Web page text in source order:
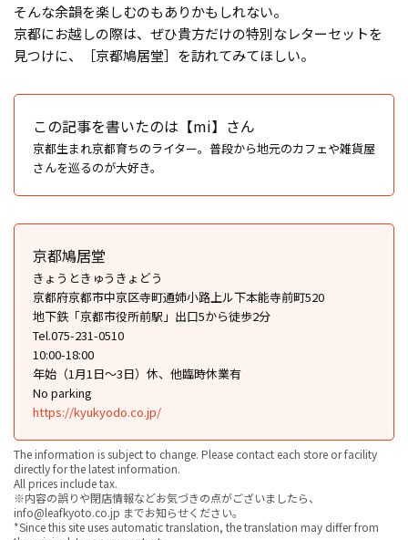
そんな余韻を楽しむのもありかもしれない。
京都にお越しの際は、ぜひ貴方だけの特別なレターセットを
見つけに、［京都鳩居堂］を訪れてみてほしい。
この記事を書いたのは【mi】さん
京都生まれ京都育ちのライター。普段から地元のカフェや雑貨屋
さんを巡るのが大好き。
京都鳩居堂
きょうときゅうきょどう
京都府京都市中京区寺町通姉小路上ル下本能寺前町520
地下鉄「京都市役所前駅」出口5から徒歩2分
Tel.075-231-0510
10:00-18:00
年始（1月1日〜3日）休、他臨時休業有
No parking
https://kyukyodo.co.jp/
The information is subject to change. Please contact each store or facility
directly for the latest information.
All prices include tax.
※内容の誤りや閉店情報などお気づきの点がございましたら、
info@leafkyoto.co.jp までお知らせください。
*Since this site uses automatic translation, the translation may differ from